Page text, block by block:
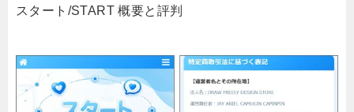
スタート/START 概要と評判